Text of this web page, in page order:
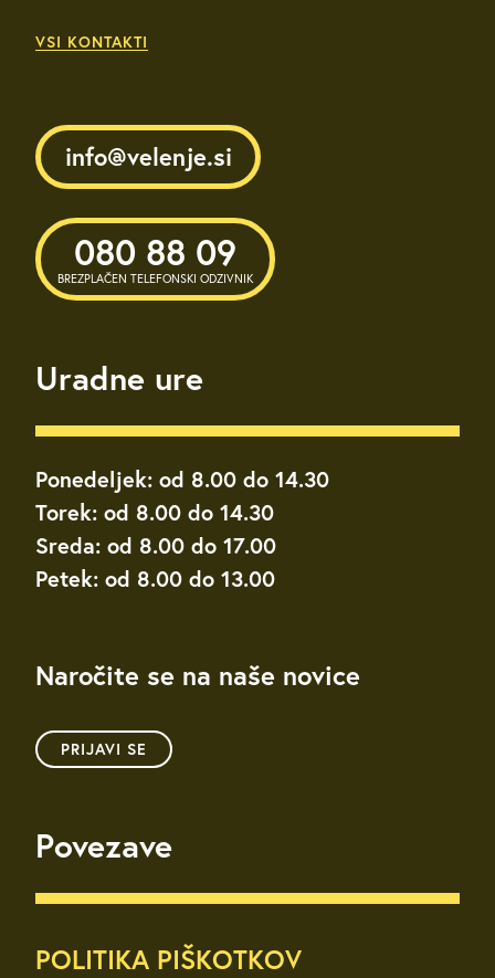
VSI KONTAKTI
info@velenje.si
080 88 09
BREZPLAČEN TELEFONSKI ODZIVNIK
Uradne ure
Ponedeljek: od 8.00 do 14.30
Torek: od 8.00 do 14.30
Sreda: od 8.00 do 17.00
Petek: od 8.00 do 13.00
Naročite se na naše novice
PRIJAVI SE
Povezave
POLITIKA PIŠKOTKOV